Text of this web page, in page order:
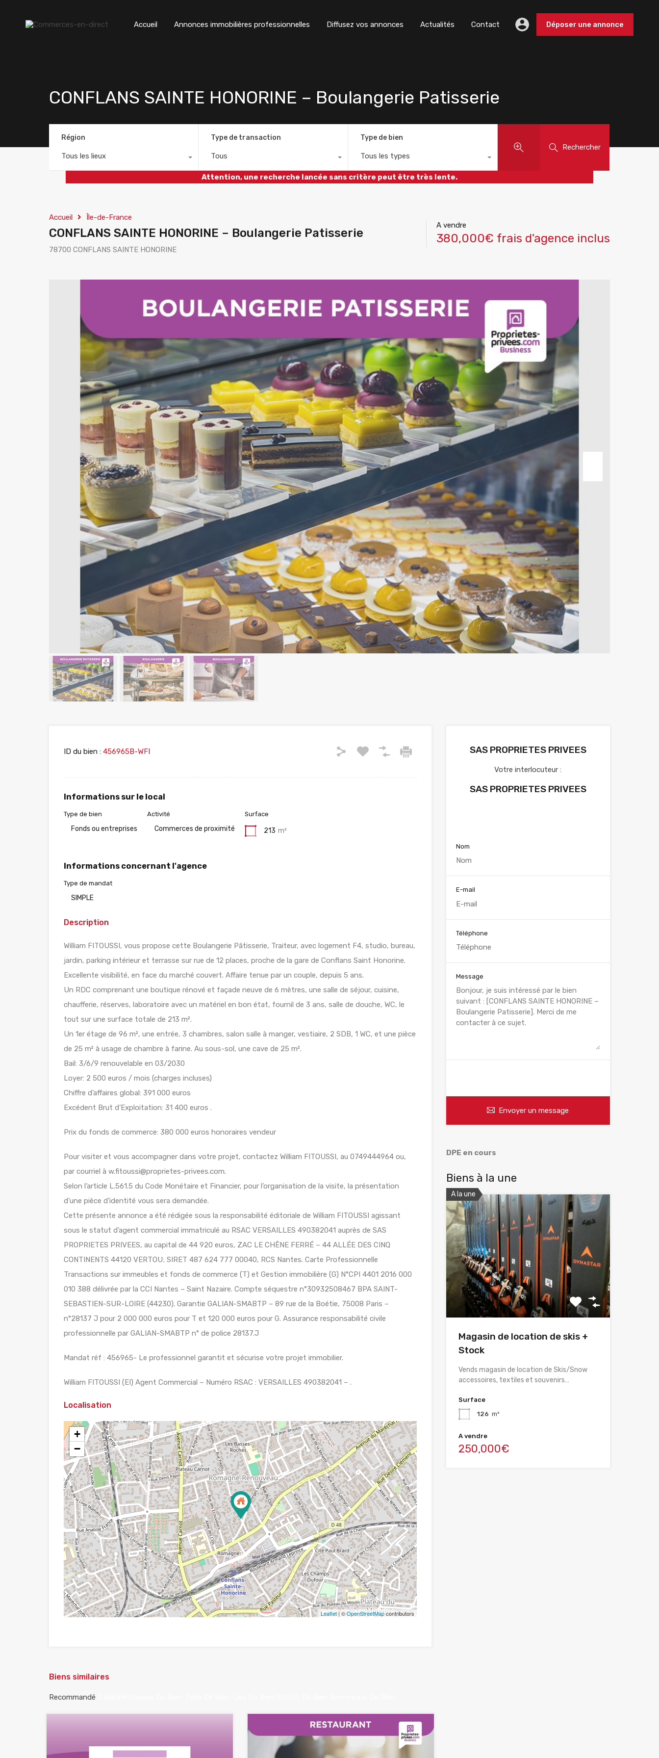
Accueil Annonces immobilières professionnelles Diffusez vos annonces Actualités Contact Déposer une annonce
CONFLANS SAINTE HONORINE – Boulangerie Patisserie
Région
Tous les lieux
Type de transaction
Tous
Type de bien
Tous les types
Rechercher
Attention, une recherche lancée sans critère peut être très lente.
Accueil Île-de-France
CONFLANS SAINTE HONORINE – Boulangerie Patisserie
78700 CONFLANS SAINTE HONORINE
A vendre
380,000€ frais d'agence inclus
ID du bien : 456965B-WFI
Informations sur le local
Type de bien
Fonds ou entreprises
Activité
Commerces de proximité
Surface
213 m²
Informations concernant l'agence
Type de mandat
SIMPLE
Description
William FITOUSSI, vous propose cette Boulangerie Pâtisserie, Traiteur, avec logement F4, studio, bureau,
jardin, parking intérieur et terrasse sur rue de 12 places, proche de la gare de Conflans Saint Honorine.
Excellente visibilité, en face du marché couvert. Affaire tenue par un couple, depuis 5 ans.
Un RDC comprenant une boutique rénové et façade neuve de 6 mètres, une salle de séjour, cuisine,
chaufferie, réserves, laboratoire avec un matériel en bon état, fournil de 3 ans, salle de douche, WC, le
tout sur une surface totale de 213 m².
Un 1er étage de 96 m², une entrée, 3 chambres, salon salle à manger, vestiaire, 2 SDB, 1 WC, et une pièce
de 25 m² à usage de chambre à farine. Au sous-sol, une cave de 25 m².
Bail: 3/6/9 renouvelable en 03/2030
Loyer: 2 500 euros / mois (charges incluses)
Chiffre d’affaires global: 391 000 euros
Excédent Brut d’Exploitation: 31 400 euros .
Prix du fonds de commerce: 380 000 euros honoraires vendeur
Pour visiter et vous accompagner dans votre projet, contactez William FITOUSSI, au 0749444964 ou,
par courriel à w.fitoussi@proprietes-privees.com.
Selon l’article L.561.5 du Code Monétaire et Financier, pour l’organisation de la visite, la présentation
d’une pièce d’identité vous sera demandée.
Cette présente annonce a été rédigée sous la responsabilité éditoriale de William FITOUSSI agissant
sous le statut d’agent commercial immatriculé au RSAC VERSAILLES 490382041 auprès de SAS
PROPRIETES PRIVEES, au capital de 44 920 euros, ZAC LE CHÊNE FERRÉ – 44 ALLÉE DES CINQ
CONTINENTS 44120 VERTOU; SIRET 487 624 777 00040, RCS Nantes. Carte Professionnelle
Transactions sur immeubles et fonds de commerce (T) et Gestion immobilière (G) N°CPI 4401 2016 000
010 388 délivrée par la CCI Nantes – Saint Nazaire. Compte séquestre n°30932508467 BPA SAINT-
SEBASTIEN-SUR-LOIRE (44230). Garantie GALIAN-SMABTP – 89 rue de la Boétie, 75008 Paris –
n°28137 J pour 2 000 000 euros pour T et 120 000 euros pour G. Assurance responsabilité civile
professionnelle par GALIAN-SMABTP n° de police 28137.J
Mandat réf : 456965- Le professionnel garantit et sécurise votre projet immobilier.
William FITOUSSI (EI) Agent Commercial – Numéro RSAC : VERSAILLES 490382041 – .
Localisation
+
−
Leaflet| ©OpenStreetMapcontributors
Biens similaires
Recommandé
SAS PROPRIETES PRIVEES
Votre interlocuteur :
SAS PROPRIETES PRIVEES
Nom
E-mail
Téléphone
Message
Envoyer un message
DPE en cours
Biens à la une
A la une
Magasin de location de skis +
Stock
Vends magasin de location de Skis/Snow
accessoires, textiles et souvenirs…
Surface
126 m²
A vendre
250,000€